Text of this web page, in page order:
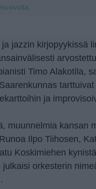
jazzin kirjopyykissä
Timo Alakotila,
ja
muunnelmia kansan
Ilpo Tiihosen,
Koskimiehen
orkesterin